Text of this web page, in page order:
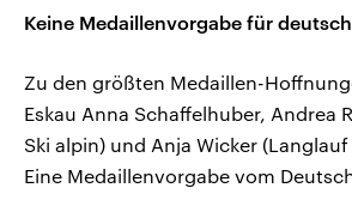
Keine Medaillenvorgabe für
Zu den größten Medaillen-
Eskau Anna Schaffelhuber, Andrea
Ski alpin) und Anja Wicker
Eine Medaillenvorgabe vom